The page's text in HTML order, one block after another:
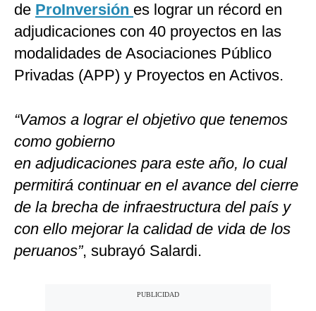
de ProInversión es lograr un récord en
adjudicaciones con 40 proyectos en las
modalidades de Asociaciones Público
Privadas (APP) y Proyectos en Activos.
“Vamos a lograr el objetivo que tenemos
como gobierno
en adjudicaciones para este año, lo cual
permitirá continuar en el avance del cierre
de la brecha de infraestructura del país y
con ello mejorar la calidad de vida de los
peruanos”, subrayó Salardi.